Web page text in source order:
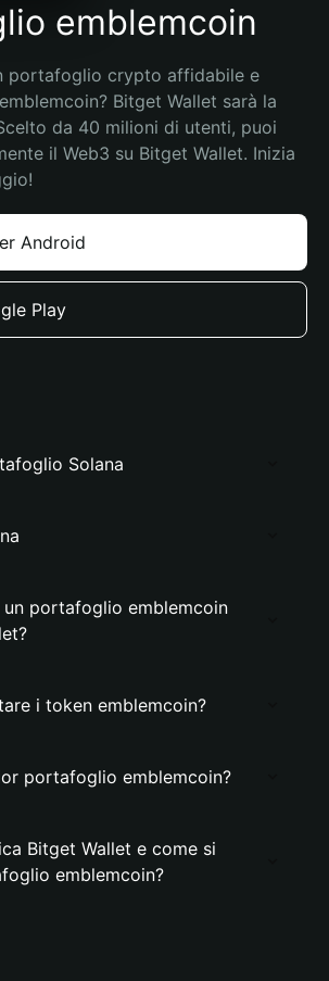
emblemcoin
portafoglio crypto affidabile e
Bitget Wallet sarà la
da 40 milioni di utenti, puoi
il Web3 su Bitget Wallet. Inizia
Android
Play
Solana
un portafoglio emblemcoin
i token emblemcoin?
portafoglio emblemcoin?
Bitget Wallet e come si
emblemcoin?